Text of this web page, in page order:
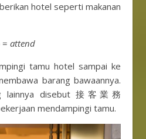
hotel seperti makanan
= attend
tamu hotel sampai ke
barang bawaannya.
lainnya disebut 接客業務
mendampingi tamu.